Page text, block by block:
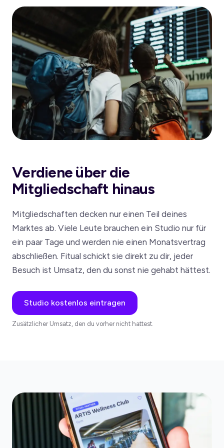
Verdiene über die
Mitgliedschaft hinaus
Mitgliedschaften decken nur einen Teil deines
Marktes ab. Viele Leute brauchen ein Studio nur für
ein paar Tage und werden nie einen Monatsvertrag
abschließen. Fitual schickt sie direkt zu dir, jeder
Besuch ist Umsatz, den du sonst nie gehabt hättest.
Studio kostenlos eintragen
Zusätzlicher Umsatz, den du vorher nicht hattest.